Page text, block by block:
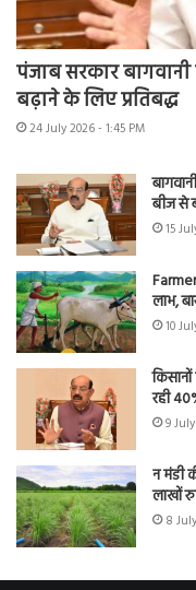
पंजाब सरकार
बढ़ाने के लिए प्रतिबद्ध
24 July 2026 - 1:45 PM
बीज से
15
लाभ,
10
रही
9
न मंडी
लाखों
8